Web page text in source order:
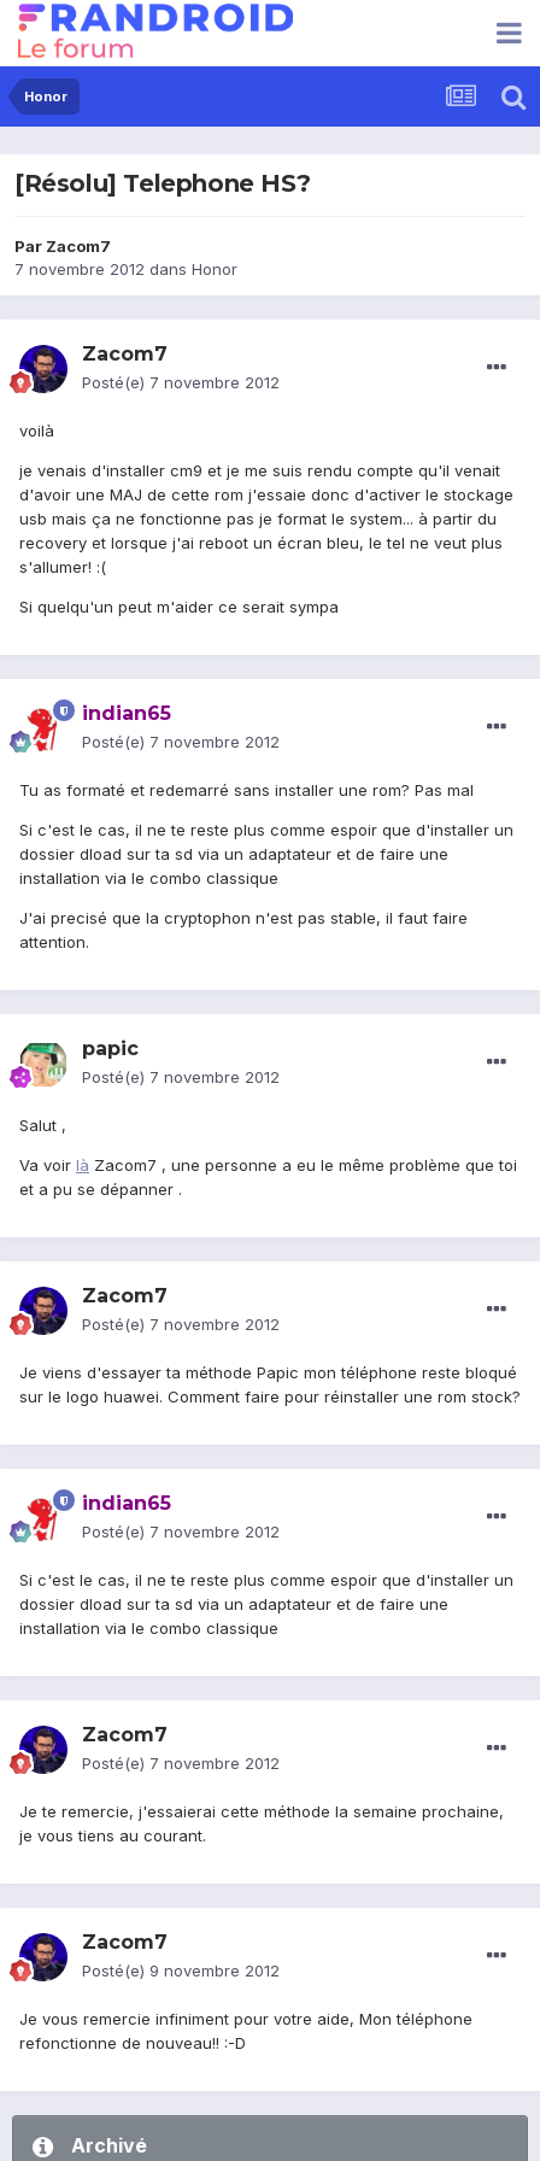
Honor
[Résolu] Telephone HS?
Par Zacom7
7 novembre 2012 dans Honor
Zacom7
Posté(e) 7 novembre 2012
voilà
je venais d'installer cm9 et je me suis rendu compte qu'il venait
d'avoir une MAJ de cette rom j'essaie donc d'activer le stockage
usb mais ça ne fonctionne pas je format le system... à partir du
recovery et lorsque j'ai reboot un écran bleu, le tel ne veut plus
s'allumer! :(
Si quelqu'un peut m'aider ce serait sympa
indian65
Posté(e) 7 novembre 2012
Tu as formaté et redemarré sans installer une rom? Pas mal
Si c'est le cas, il ne te reste plus comme espoir que d'installer un
dossier dload sur ta sd via un adaptateur et de faire une
installation via le combo classique
J'ai precisé que la cryptophon n'est pas stable, il faut faire
attention.
papic
Posté(e) 7 novembre 2012
Salut ,
Va voir là Zacom7 , une personne a eu le même problème que toi
et a pu se dépanner .
Zacom7
Posté(e) 7 novembre 2012
Je viens d'essayer ta méthode Papic mon téléphone reste bloqué
sur le logo huawei. Comment faire pour réinstaller une rom stock?
indian65
Posté(e) 7 novembre 2012
Si c'est le cas, il ne te reste plus comme espoir que d'installer un
dossier dload sur ta sd via un adaptateur et de faire une
installation via le combo classique
Zacom7
Posté(e) 7 novembre 2012
Je te remercie, j'essaierai cette méthode la semaine prochaine,
je vous tiens au courant.
Zacom7
Posté(e) 9 novembre 2012
Je vous remercie infiniment pour votre aide, Mon téléphone
refonctionne de nouveau!! :-D
Archivé